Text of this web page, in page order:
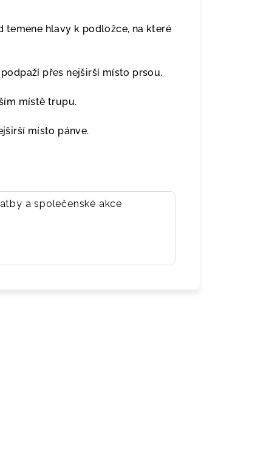
temene hlavy k podložce, na které
přes nejširší místo prsou.
místě trupu.
místo pánve.
a společenské akce